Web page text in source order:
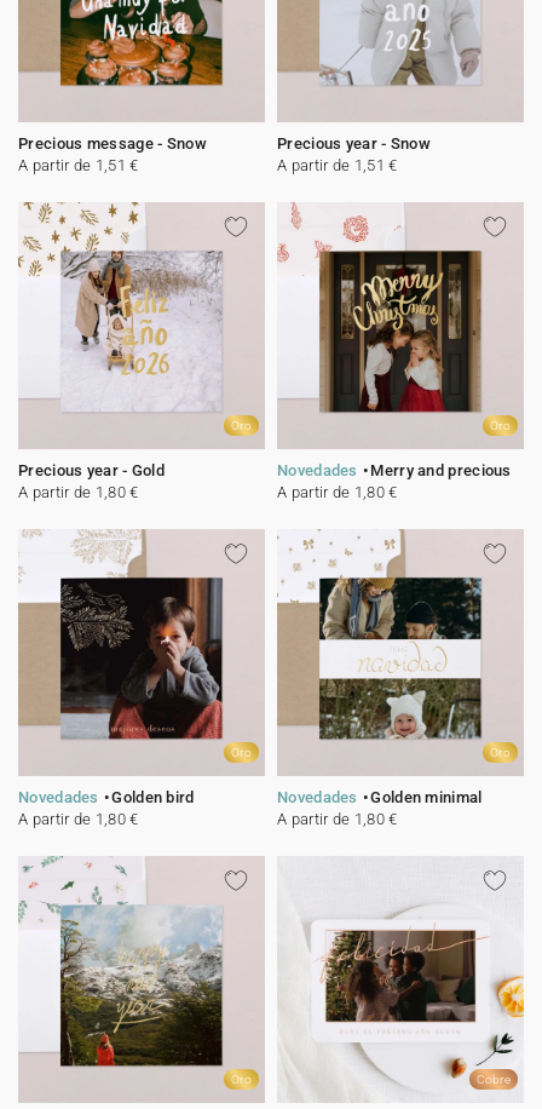
Precious message - Snow
A partir de 1,51 €
Precious year - Snow
A partir de 1,51 €
Oro
Precious year - Gold
A partir de 1,80 €
Oro
Novedades
Merry and precious
A partir de 1,80 €
Oro
Novedades
Golden bird
A partir de 1,80 €
Oro
Novedades
Golden minimal
A partir de 1,80 €
Oro Cobre